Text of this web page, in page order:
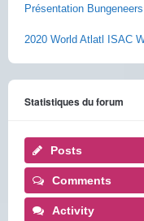
Présentation Bungeneers
2020 World Atlatl ISAC
Statistiques du forum
Posts
Comments
Activity